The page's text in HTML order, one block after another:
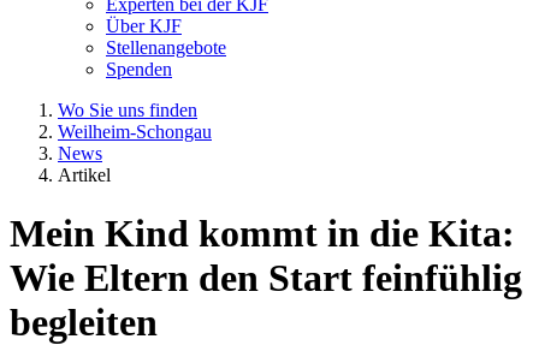
Experten bei der KJF
Über KJF
Stellenangebote
Spenden
Wo Sie uns finden
Weilheim-Schongau
News
Artikel
Mein Kind kommt in die Kita:
Wie Eltern den Start feinfühlig
begleiten